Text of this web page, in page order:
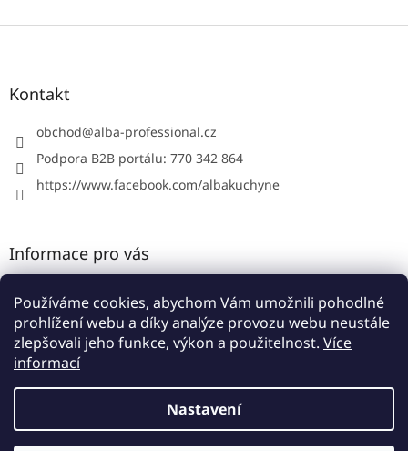
Používáme cookies, abychom Vám umožnili pohodlné
prohlížení webu a díky analýze provozu webu neustále
zlepšovali jeho funkce, výkon a použitelnost. Více
informací
Nastavení
Z
Kontakt
obchod@alba-professional.cz
Podpora B2B portálu: 770 342 864
https://www.facebook.com/albakuchyne
Informace pro vás
Obchodní podmínky
Podmínky ochrany osobních údajů
Vytvořil Shoptet